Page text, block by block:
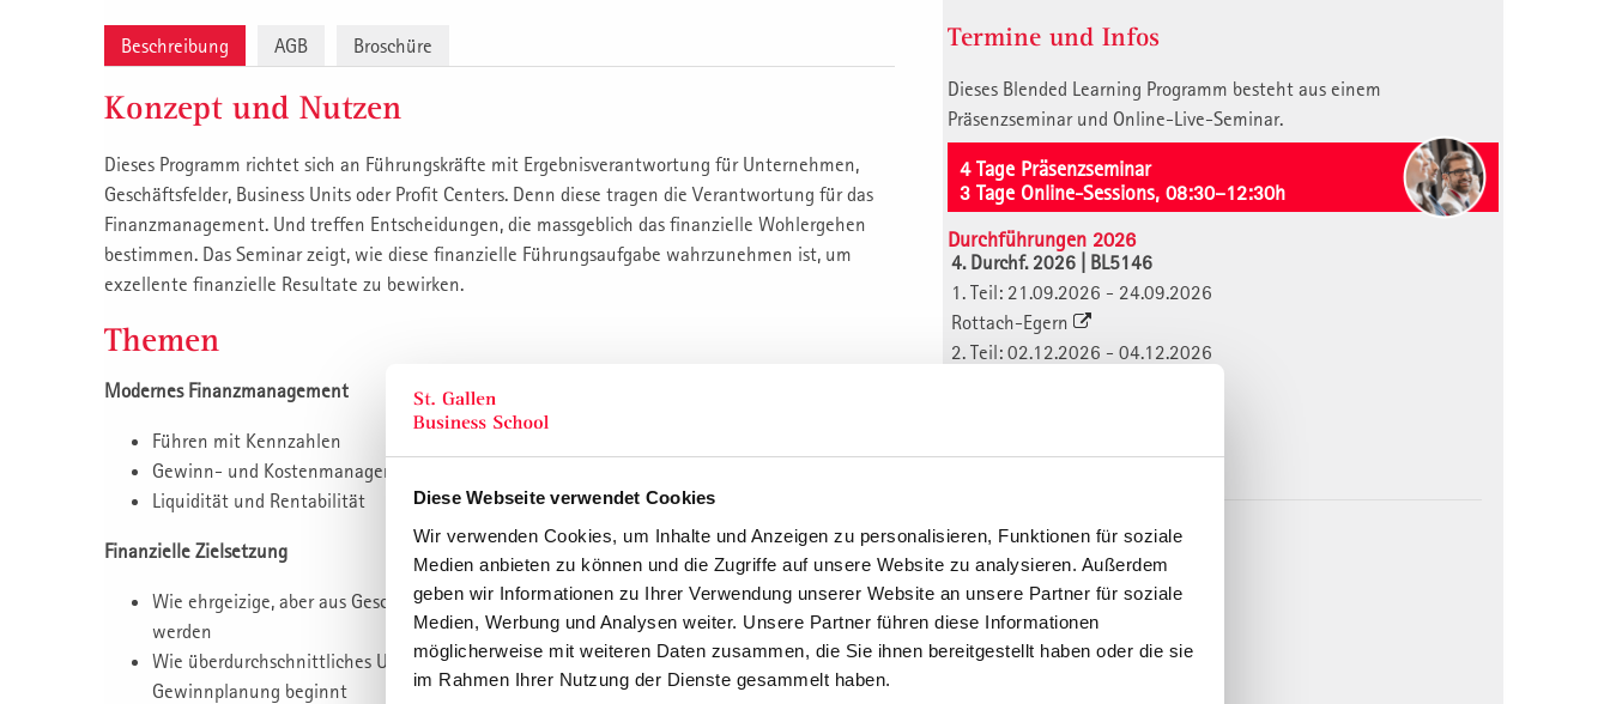
Diese Webseite verwendet Cookies
Wir verwenden Cookies, um Inhalte und Anzeigen zu personalisieren, Funktionen für soziale
Medien anbieten zu können und die Zugriffe auf unsere Website zu analysieren. Außerdem
geben wir Informationen zu Ihrer Verwendung unserer Website an unsere Partner für soziale
Medien, Werbung und Analysen weiter. Unsere Partner führen diese Informationen
möglicherweise mit weiteren Daten zusammen, die Sie ihnen bereitgestellt haben oder die sie
im Rahmen Ihrer Nutzung der Dienste gesammelt haben.
Beschreibung AGB Broschüre
Konzept und Nutzen
Dieses Programm richtet sich an Führungskräfte mit Ergebnisverantwortung für Unternehmen,
Geschäftsfelder, Business Units oder Profit Centers. Denn diese tragen die Verantwortung für das
Finanzmanagement. Und treffen Entscheidungen, die massgeblich das finanzielle Wohlergehen
bestimmen. Das Seminar zeigt, wie diese finanzielle Führungsaufgabe wahrzunehmen ist, um
exzellente finanzielle Resultate zu bewirken.
Themen
Modernes Finanzmanagement
Führen mit Kennzahlen
Gewinn- und Kostenmanagement
Liquidität und Rentabilität
Finanzielle Zielsetzung
Wie ehrgeizige, aber aus Geschäfts und Marktlogik abgeleitete Gewinnziele festgelegt
werden
Wie überdurchschnittliches Unternehmens-Ergebnis bereits mit der richtigen
Gewinnplanung beginnt
Termine und Infos
Dieses Blended Learning Programm besteht aus einem
Präsenzseminar und Online-Live-Seminar.
4 Tage Präsenzseminar
3 Tage Online-Sessions, 08:30–12:30h
Durchführungen 2026
4. Durchf. 2026 | BL5146
1. Teil: 21.09.2026 - 24.09.2026
Rottach-Egern
2. Teil: 02.12.2026 - 04.12.2026
1. Teil: 02.11.2026 - 05.11.2026
St.Gallen
2. Teil: 02.12.2026 - 04.12.2026
Online, Virtual Classroom